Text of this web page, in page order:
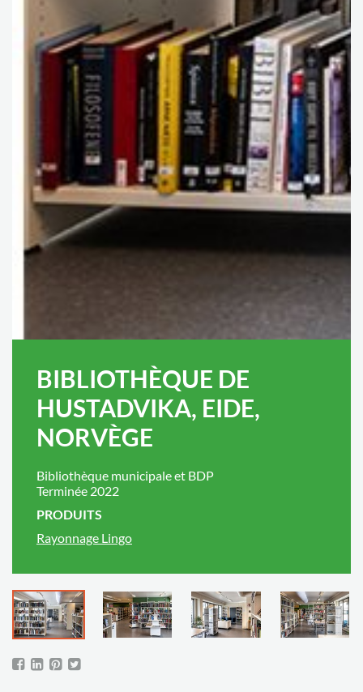
BIBLIOTHÈQUE DE
HUSTADVIKA, EIDE,
NORVÈGE
Bibliothèque municipale et BDP
Terminée 2022
PRODUITS
Rayonnage Lingo